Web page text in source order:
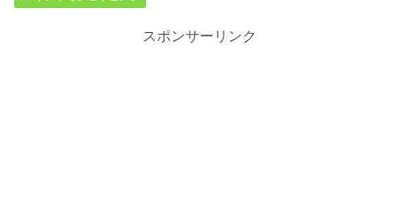
スポンサーリンク